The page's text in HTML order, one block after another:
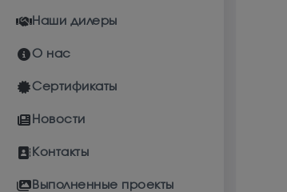
Наши дилеры
О нас
Сертификаты
Новости
Контакты
Выполненные проекты